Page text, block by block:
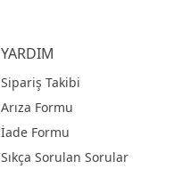
YARDIM
Sipariş Takibi
Arıza Formu
İade Formu
Sıkça Sorulan Sorular